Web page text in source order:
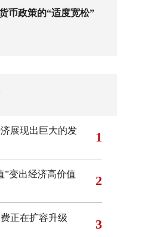
币政策的“适度宽松”
展现出巨大的发
1
”变出经济高价值 2
正在扩容升级 3